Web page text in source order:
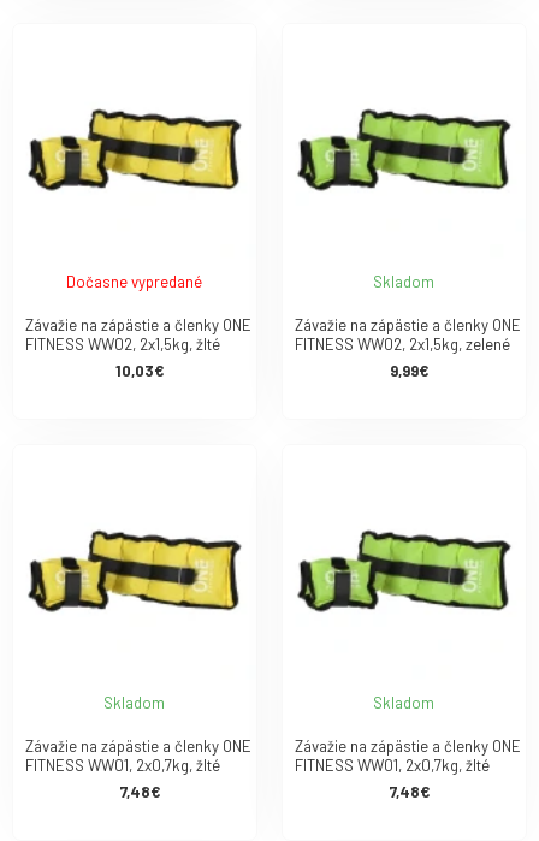
Dočasne vypredané
Závažie na zápästie a členky ONE
FITNESS WW02, 2x1,5kg, žlté
10,03€
Skladom
Závažie na zápästie a členky ONE
FITNESS WW02, 2x1,5kg, zelené
9,99€
Skladom
Závažie na zápästie a členky ONE
FITNESS WW01, 2x0,7kg, žlté
7,48€
Skladom
Závažie na zápästie a členky ONE
FITNESS WW01, 2x0,7kg, žlté
7,48€